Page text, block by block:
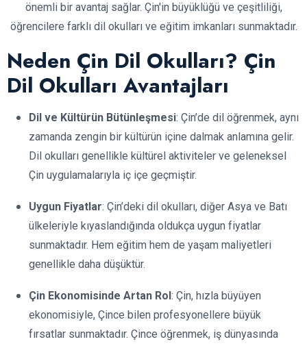
önemli bir avantaj sağlar. Çin'in büyüklüğü ve çeşitliliği,
öğrencilere farklı dil okulları ve eğitim imkanları sunmaktadır.
Neden Çin Dil Okulları? Çin
Dil Okulları Avantajları
Dil ve Kültürün Bütünleşmesi: Çin’de dil öğrenmek, aynı
zamanda zengin bir kültürün içine dalmak anlamına gelir.
Dil okulları genellikle kültürel aktiviteler ve geleneksel
Çin uygulamalarıyla iç içe geçmiştir.
Uygun Fiyatlar: Çin’deki dil okulları, diğer Asya ve Batı
ülkeleriyle kıyaslandığında oldukça uygun fiyatlar
sunmaktadır. Hem eğitim hem de yaşam maliyetleri
genellikle daha düşüktür.
Çin Ekonomisinde Artan Rol : Çin, hızla büyüyen
ekonomisiyle, Çince bilen profesyonellere büyük
fırsatlar sunmaktadır. Çince öğrenmek, iş dünyasında